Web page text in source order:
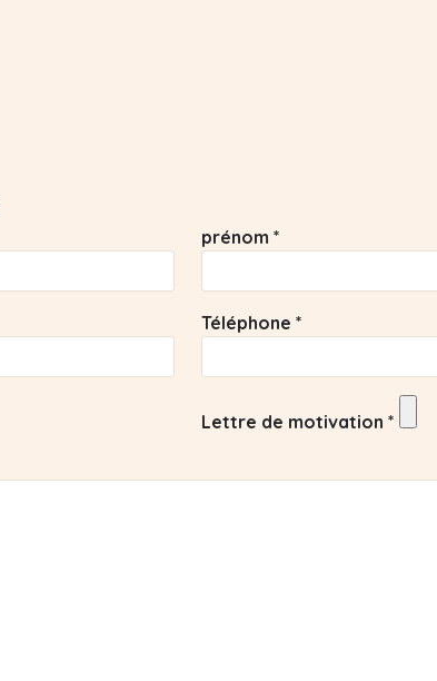
prénom *
Téléphone *
Lettre de motivation *